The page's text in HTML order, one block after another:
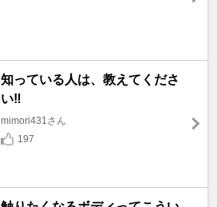
知っている人は、教えてくださ
い‼️
mimori431さん
197